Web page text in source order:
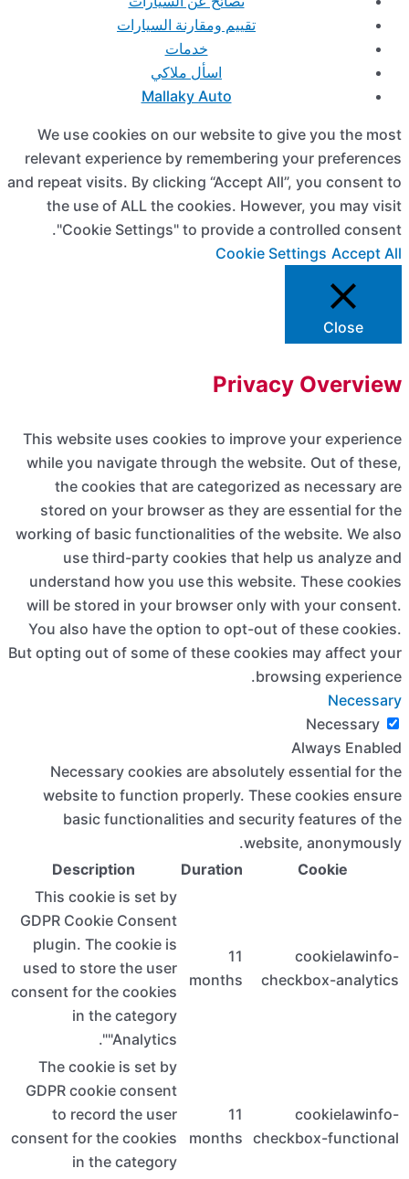
We
and
the
This
while
the
working
will be
You
But
consent
to
consent